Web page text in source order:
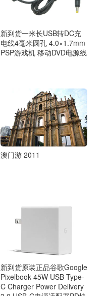
新到货一米长USB转DC充
电线4毫米圆孔 4.0×1.7mm
PSP游戏机 移动DVD电源线
澳门游 2011
新到货原装正品谷歌Google
Pixelbook 45W USB Type-
C Charger Power Delivery